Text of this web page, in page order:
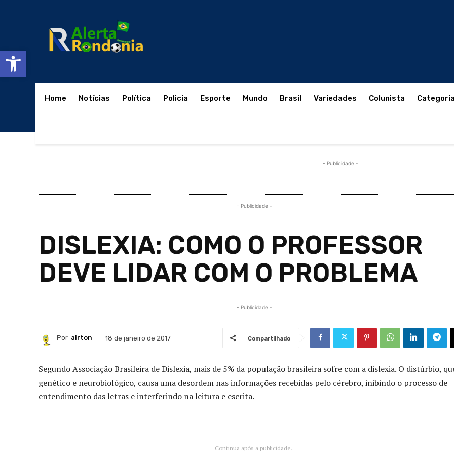
Abrir a barra de ferramentas
Home Notícias Política Policia Esporte Mundo Brasil Variedades Colunista
- Publicidade -
- Publicidade -
DISLEXIA: COMO O PROFESSOR
DEVE LIDAR COM O PROBLEMA
- Publicidade -
Por airton 18 de janeiro de 2017 Compartilhado
Segundo Associação Brasileira de Dislexia, mais de 5% da população brasileira sofre com a dislexia. O distúrbio,
genético e neurobiológico, causa uma desordem nas informações recebidas pelo cérebro, inibindo o processo de
entendimento das letras e interferindo na leitura e escrita.
Continua após a publicidade..